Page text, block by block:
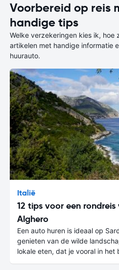
Voorbereid op reis
handige tips
Welke verzekeringen kies ik, hoe
artikelen met handige informatie
huurauto.
Italië
12 tips voor een
Alghero
Een auto huren is ideaal op
genieten van de wilde
lokale eten, dat je vooral in het